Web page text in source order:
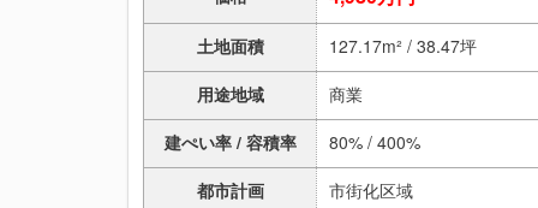
土地面積
127.17m² / 38.47坪
用途地域
商業
建ぺい率 / 容積率
80% / 400%
都市計画
市街化区域